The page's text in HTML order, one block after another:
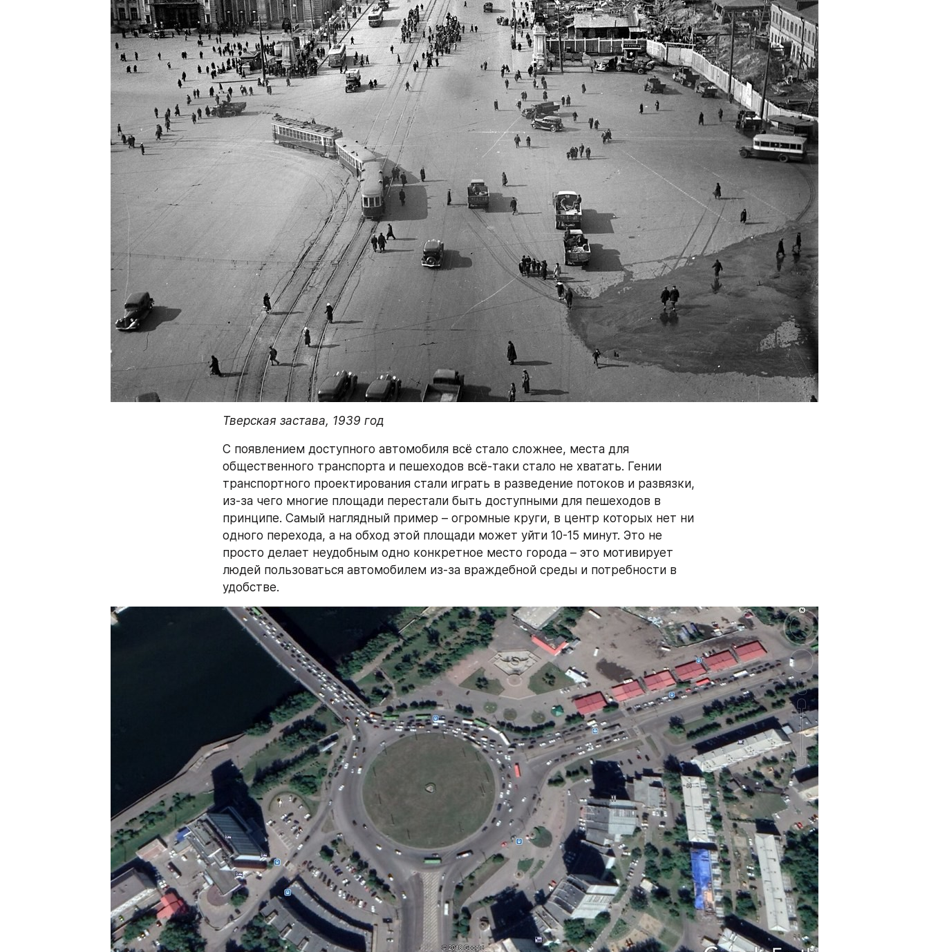
Тверская застава, 1939 год
С появлением доступного автомобиля всё стало сложнее, места для
общественного транспорта и пешеходов всё-таки стало не хватать. Гении
транспортного проектирования стали играть в разведение потоков и развязки,
из-за чего многие площади перестали быть доступными для пешеходов в
принципе. Самый наглядный пример – огромные круги, в центр которых нет ни
одного перехода, а на обход этой площади может уйти 10-15 минут. Это не
просто делает неудобным одно конкретное место города – это мотивирует
людей пользоваться автомобилем из-за враждебной среды и потребности в
удобстве.